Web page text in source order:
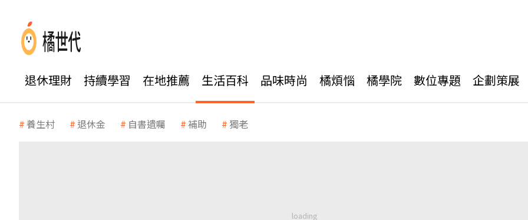
退休理財 持續學習 在地推薦 生活百科 品味時尚 橘煩惱 橘學院 數位專題 企劃策展
養生村 退休金 自書遺囑 補助 獨老